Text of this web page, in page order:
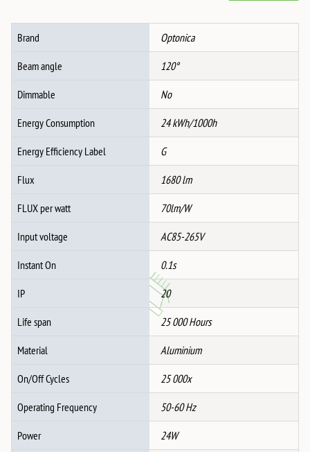
количина
Brand Optonica
Beam angle 120°
Dimmable No
Energy Consumption 24 kWh/1000h
Energy Efficiency Label G
Flux 1680 lm
FLUX per watt 70lm/W
Input voltage AC85-265V
Instant On 0.1s
IP 20
Life span 25 000 Hours
Material Aluminium
On/Off Cycles 25 000x
Operating Frequency 50-60 Hz
Power 24W